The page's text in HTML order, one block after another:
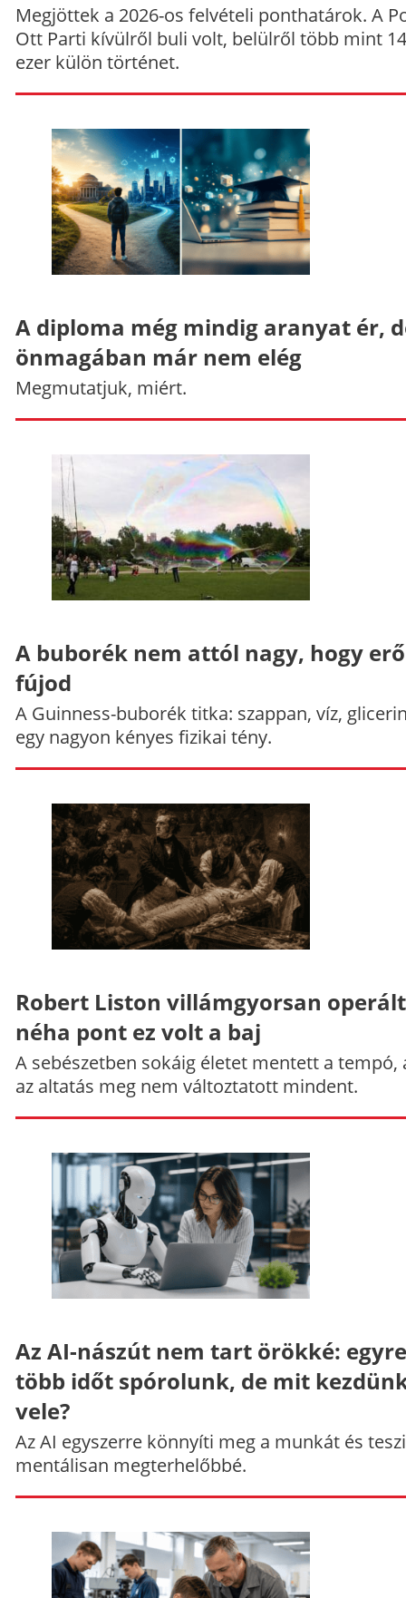
Megjöttek a 2026-os felvételi ponthatárok. A
Ott Parti kívülről buli volt, belülről több mint
ezer külön történet.
A diploma még mindig aranyat ér,
önmagában már nem elég
Megmutatjuk, miért.
A buborék nem attól nagy, hogy
fújod
A Guinness-buborék titka: szappan, víz,
egy nagyon kényes fizikai tény.
Robert Liston villámgyorsan
néha pont ez volt a baj
A sebészetben sokáig életet mentett a tempó,
az altatás meg nem változtatott mindent.
Az AI-nászút nem tart örökké: egyre
több időt spórolunk, de mit
vele?
Az AI egyszerre könnyíti meg a munkát és
mentálisan megterhelőbbé.